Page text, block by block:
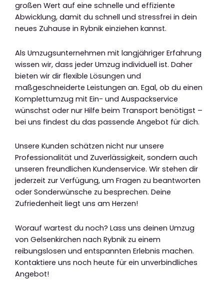
großen Wert auf eine schnelle und effiziente
Abwicklung, damit du schnell und stressfrei in dein
neues Zuhause in Rybnik einziehen kannst.
Als Umzugsunternehmen mit langjähriger Erfahrung
wissen wir, dass jeder Umzug individuell ist. Daher
bieten wir dir flexible Lösungen und
maßgeschneiderte Leistungen an. Egal, ob du einen
Komplettumzug mit Ein- und Auspackservice
wünschst oder nur Hilfe beim Transport benötigst –
bei uns findest du das passende Angebot für dich.
Unsere Kunden schätzen nicht nur unsere
Professionalität und Zuverlässigkeit, sondern auch
unseren freundlichen Kundenservice. Wir stehen dir
jederzeit zur Verfügung, um Fragen zu beantworten
oder Sonderwünsche zu besprechen. Deine
Zufriedenheit liegt uns am Herzen!
Worauf wartest du noch? Lass uns deinen Umzug
von Gelsenkirchen nach Rybnik zu einem
reibungslosen und entspannten Erlebnis machen.
Kontaktiere uns noch heute für ein unverbindliches
Angebot!